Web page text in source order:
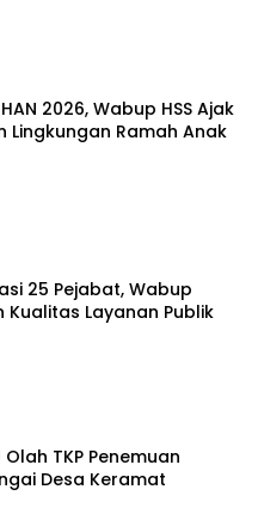
2026, Wabup HSS Ajak
Lingkungan Ramah Anak
25 Pejabat, Wabup
Kualitas Layanan Publik
TKP Penemuan
Desa Keramat